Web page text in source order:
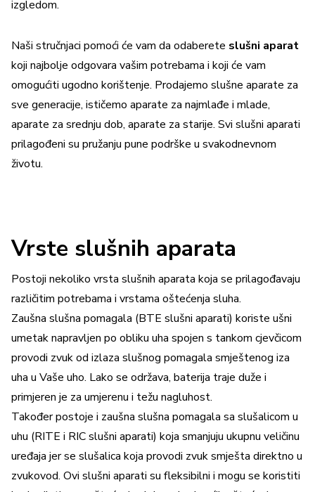
izgledom.
Naši stručnjaci pomoći će vam da odaberete slušni aparat
koji najbolje odgovara vašim potrebama i koji će vam
omogućiti ugodno korištenje. Prodajemo slušne aparate za
sve generacije, ističemo aparate za najmlađe i mlade,
aparate za srednju dob, aparate za starije. Svi slušni aparati
prilagođeni su pružanju pune podrške u svakodnevnom
životu.
Vrste slušnih aparata
Postoji nekoliko vrsta slušnih aparata koja se prilagođavaju
različitim potrebama i vrstama oštećenja sluha.
Zaušna slušna pomagala (BTE slušni aparati) koriste ušni
umetak napravljen po obliku uha spojen s tankom cjevčicom
provodi zvuk od izlaza slušnog pomagala smještenog iza
uha u Vaše uho. Lako se održava, baterija traje duže i
primjeren je za umjerenu i težu nagluhost.
Također postoje i zaušna slušna pomagala sa slušalicom u
uhu (RITE i RIC slušni aparati) koja smanjuju ukupnu veličinu
uređaja jer se slušalica koja provodi zvuk smješta direktno u
zvukovod. Ovi slušni aparati su fleksibilni i mogu se koristiti